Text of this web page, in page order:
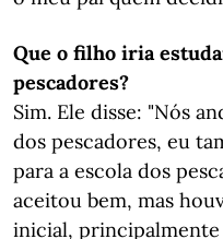
Que o filho iria
pescadores?
Sim. Ele disse: "Nós
dos pescadores, eu
para a escola dos
aceitou bem, mas
inicial,